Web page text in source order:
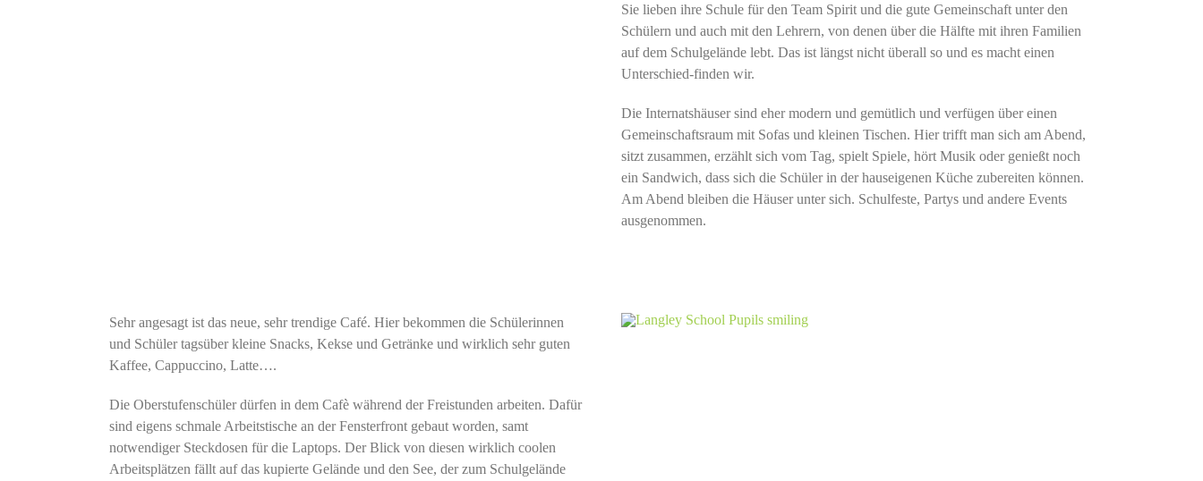
Sie lieben ihre Schule für den Team Spirit und die gute Gemeinschaft unter den
Schülern und auch mit den Lehrern, von denen über die Hälfte mit ihren Familien
auf dem Schulgelände lebt. Das ist längst nicht überall so und es macht einen
Unterschied-finden wir.
Die Internatshäuser sind eher modern und gemütlich und verfügen über einen
Gemeinschaftsraum mit Sofas und kleinen Tischen. Hier trifft man sich am Abend,
sitzt zusammen, erzählt sich vom Tag, spielt Spiele, hört Musik oder genießt noch
ein Sandwich, dass sich die Schüler in der hauseigenen Küche zubereiten können.
Am Abend bleiben die Häuser unter sich. Schulfeste, Partys und andere Events
ausgenommen.
Sehr angesagt ist das neue, sehr trendige Café. Hier bekommen die Schülerinnen
und Schüler tagsüber kleine Snacks, Kekse und Getränke und wirklich sehr guten
Kaffee, Cappuccino, Latte….
Die Oberstufenschüler dürfen in dem Cafè während der Freistunden arbeiten. Dafür
sind eigens schmale Arbeitstische an der Fensterfront gebaut worden, samt
notwendiger Steckdosen für die Laptops. Der Blick von diesen wirklich coolen
Arbeitsplätzen fällt auf das kupierte Gelände und den See, der zum Schulgelände